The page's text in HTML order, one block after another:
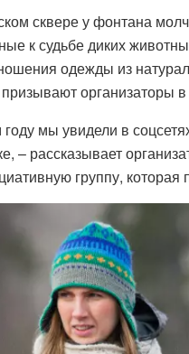
сквере у фонтана
к судьбе диких
одежды из
организаторы в
мы увидели в
– рассказывает
группу, которая